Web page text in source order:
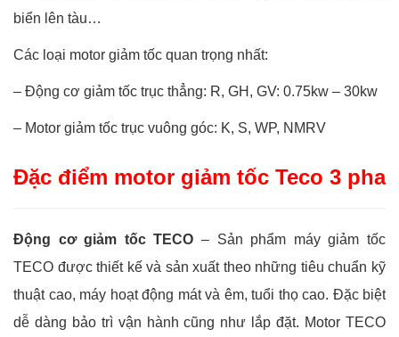
biển lên tàu…
Các loại motor giảm tốc quan trọng nhất:
– Động cơ giảm tốc trục thẳng: R, GH, GV: 0.75kw – 30kw
– Motor giảm tốc trục vuông góc: K, S, WP, NMRV
Đặc điểm motor giảm tốc Teco 3 pha
Động cơ giảm tốc TECO – Sản phẩm máy giảm tốc
TECO được thiết kế và sản xuất theo những tiêu chuẩn kỹ
thuật cao, máy hoạt động mát và êm, tuổi thọ cao. Đặc biệt
dễ dàng bảo trì vận hành cũng như lắp đặt. Motor TECO